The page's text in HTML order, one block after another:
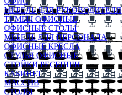
МЕБЕЛЬ ДЛЯ РУКОВОДИТЕЛЯ
ТУМБЫ ОФИСНЫЕ
ОФИСНЫЕ СТОЛЫ
МЕБЕЛЬ ДЛЯ ПЕРСОНАЛА
ОФИСНЫЕ КРЕСЛА
СТУЛЬЯ ОФИСНЫЕ
СТОЙКИ РЕСЕПШН
КАБИНЕТ
МАССИВ
СТОЛЫ